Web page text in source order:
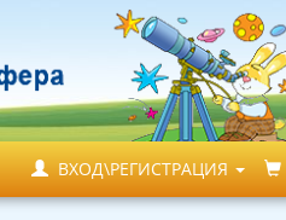
ВХОД\РЕГИСТРАЦИЯ